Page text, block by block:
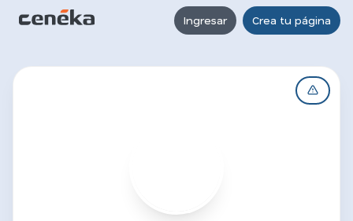
Ingresar Crea tu página